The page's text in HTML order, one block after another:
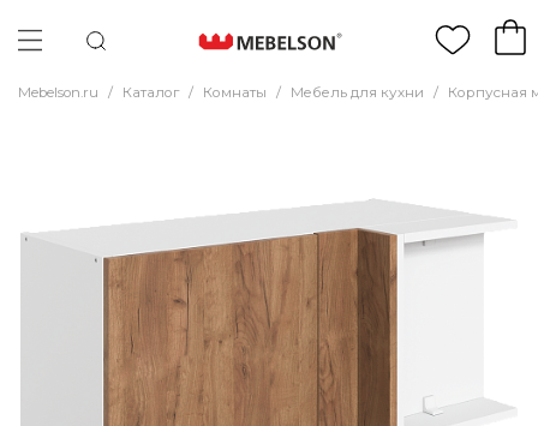
Mebelson.ru / Каталог / Комнаты / Мебель для кухни / Корпусная